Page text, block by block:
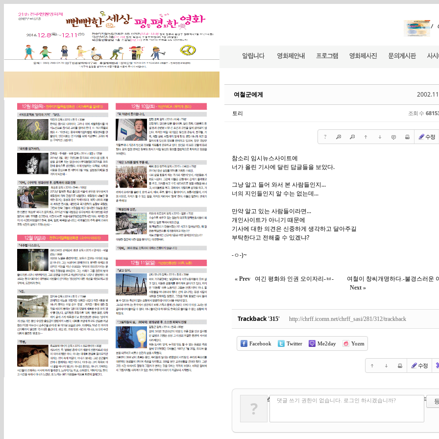
여철군에게
토리 조회 수
? 수정
참소리 임시뉴스사이트에
너가 올린 기사에 달린 답글들을 보았다.
그냥 알고 들어 와서 본 사람들인지...
너의 지인들인지 알 수는 없는데...
만약 알고 있는 사람들이라면...
개인사이트가 아니기 때문에
기사에 대한 의견은 신중하게 생각하고 달아주길
부탁한다고 전해줄 수 있겠냐?
-ㅇ-)~
« Prev 여긴 평화와 인권 오이자리-ㅂ-
여철이 창씨개명하다.-불경스러운
Next »
Trackback'315' http://chrff.icomn.net/chrff_sasi/281/312/trackback
Facebook Twitter Me2day Yozm
수정
댓글 쓰기 에디터 선
? 댓글 쓰기 권한이 없습니다. 로그인 하시겠습니까?
Sketchbook5, 스케치북5
Sketchbook5, 스케치북5
Sketchbook5, 스케치북5
Sketchbook5, 스케치북5